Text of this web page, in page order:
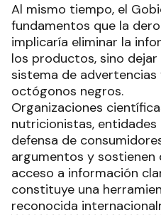
Al mismo tiempo, el
fundamentos que la
implicaría eliminar la
los productos, sino
sistema de
octógonos negros.
Organizaciones
nutricionistas,
defensa de
argumentos y sostienen
acceso a información
constituye una
reconocida